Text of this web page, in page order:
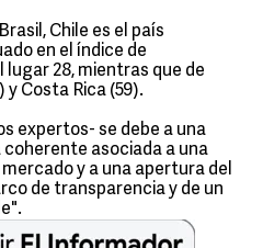
Chile es el país
en el índice de
28, mientras que de
y Costa Rica (59).
expertos- se debe a una
asociada a una
y a una apertura del
de transparencia y de un